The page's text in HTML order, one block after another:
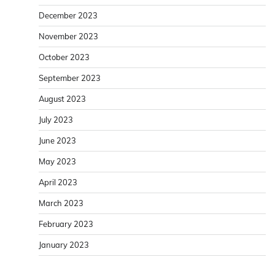
December 2023
November 2023
October 2023
September 2023
August 2023
July 2023
June 2023
May 2023
April 2023
March 2023
February 2023
January 2023